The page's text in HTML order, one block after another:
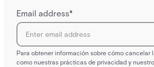
Email address*
Para obtener información sobre cómo cancelar
como nuestras prácticas de privacidad y